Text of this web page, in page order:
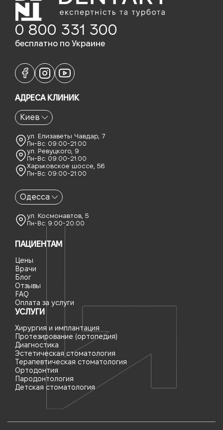
0 800 331 300
бесплатно по Украине
АДРЕСА КЛИНИК
Киев
ул. Елизаветы Чавдар, 7
Пн-Вс: 09:00-21:00
ул. Ревуцкого, 9
Пн-Вс: 09:00-21:00
Харьковское шоссе, 56
Пн-Вс: 09:00-21:00
Одесса
ул. Космонавтов, 5
Пн-Вс: 9:00-20:00
ПАЦИЕНТАМ
Цены
Врачи
Блог
Отзывы
FAQ
Оплата за услуги
УСЛУГИ
Хирургия и имплантация
Протезирование (ортопедия)
Диагностика
Эстетическая стоматология
Терапевтическая стоматология
Ортодонтия
Пародонтология
Детская стоматология